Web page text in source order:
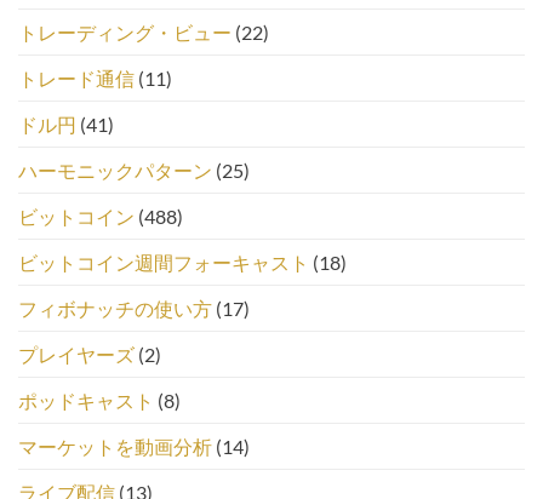
トレーディング・ビュー (22)
トレード通信 (11)
ドル円 (41)
ハーモニックパターン (25)
ビットコイン (488)
ビットコイン週間フォーキャスト (18)
フィボナッチの使い方 (17)
プレイヤーズ (2)
ポッドキャスト (8)
マーケットを動画分析 (14)
ライブ配信 (13)